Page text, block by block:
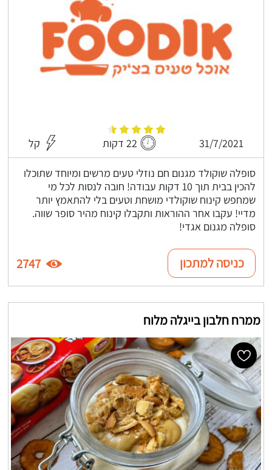
31/7/2021 22 דקות קל
סופלה שוקולד מגנום חם נוזלי טעים מרשים ומיוחד שתוכלו
להכין בבית תוך 10 דקות עבודה! חובה לנסות לכל מי
שמחפש קינוח שוקולדי מושחת וטעים בלי להתאמץ יותר
מדיי! עקבו אחר ההוראות ותקבלו קינוח מהיר סופר שווה.
סופלה מגנום אגדי!
כניסה למתכון 2747
ממרח חלבון בייגלה מלוח